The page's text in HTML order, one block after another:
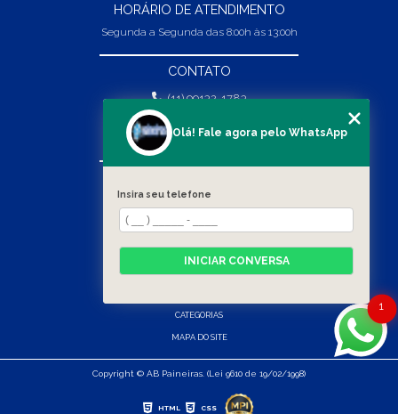
HORÁRIO DE ATENDIMENTO
Segunda a Segunda das 8:00h às 13:00h
CONTATO
(11) 99132-1783
(11) 99132-1783
vendas@abpaineiras.com.br
SOBRE NÓS
PRODUTOS
CATEGORIAS
MAPA DO SITE
Copyright © AB Paineiras. (Lei 9610 de 19/02/1998)
HTML CSS
1
Olá! Fale agora pelo WhatsApp
Insira seu telefone
INICIAR CONVERSA